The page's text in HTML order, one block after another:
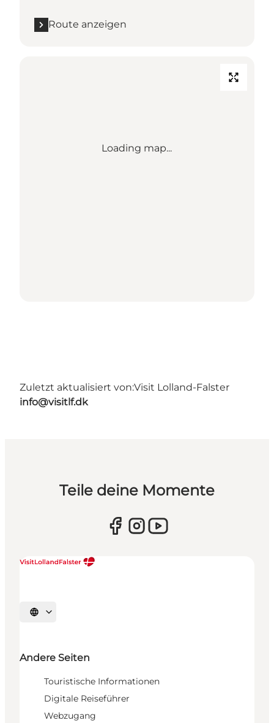
Route anzeigen
Loading map...
Zuletzt aktualisiert von:Visit Lolland-Falster
info@visitlf.dk
Teile deine Momente
Sprache auswählen
Andere Seiten
Touristische Informationen
Digitale Reiseführer
Webzugang